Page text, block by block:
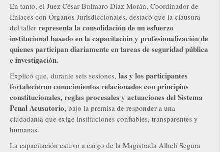
En tanto, el Juez César Bulmaro Díaz Morán, Coordinador de
Enlaces con Órganos Jurisdiccionales, destacó que la clausura
del taller representa la consolidación de un esfuerzo
institucional basado en la capacitación y profesionalización de
quienes participan diariamente en tareas de seguridad pública
e investigación.
Explicó que, durante seis sesiones, las y los participantes
fortalecieron conocimientos relacionados con principios
constitucionales, reglas procesales y actuaciones del Sistema
Penal Acusatorio, bajo la premisa de responder a una
ciudadanía que exige instituciones confiables, transparentes y
humanas.
La capacitación estuvo a cargo de la Magistrada Alhelí Segura